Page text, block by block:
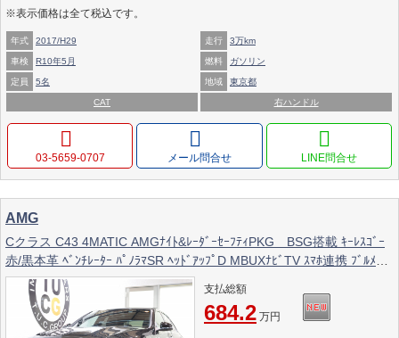
※表示価格は全て税込です。
年式 2017/H29 走行 3万km
車検 R10年5月 燃料 ガソリン
定員 5名 地域 東京都
CAT 右ハンドル
03-5659-0707 メール問合せ
AMG
Cクラス C43 4MATIC AMGﾅｲﾄ&ﾚｰﾀﾞｰｾｰﾌﾃｨPKG BSG搭載 ｷｰﾚｽｺﾞｰ
赤/黒本革 ﾍﾞﾝﾁﾚｰﾀｰ ﾊﾟﾉﾗﾏSR ﾍｯﾄﾞｱｯﾌﾟD MBUXﾅﾋﾞTV ｽﾏﾎ連携 ﾌﾞﾙﾒｽﾀ
ｰ 360ｶﾒﾗ PTS LEDﾗｲﾄ 自動ﾄﾗﾝｸ AMG専用装備&ﾁｭｰﾆﾝｸﾞ 9AT ﾘｱｱｸｽﾙｽ
ﾃｱ 2年保証
支払総額
684.2 万円